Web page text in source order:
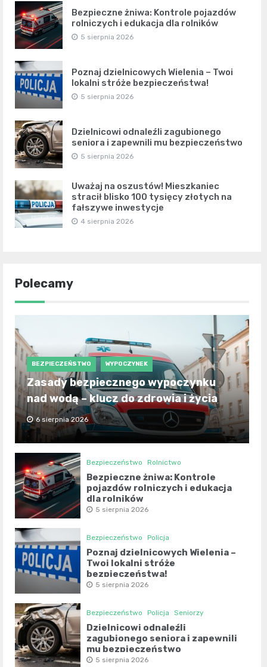
Bezpieczne żniwa: Kontrole pojazdów
rolniczych i edukacja dla rolników
5 sierpnia 2026
Poznaj dzielnicowych Wielenia – Twoi
lokalni stróże bezpieczeństwa!
5 sierpnia 2026
Dzielnicowi odnaleźli zagubionego
seniora i zapewnili mu bezpieczeństwo
5 sierpnia 2026
Uważaj na oszustów! Mieszkaniec
stracił blisko 100 tysięcy złotych na
fałszywe inwestycje
4 sierpnia 2026
Polecamy
BEZPIECZEŃSTWO WYPOCZYNEK
Zasady bezpiecznego wypoczynku
nad wodą – klucz do zdrowia i życia
6 sierpnia 2026
Bezpieczeństwo Rolnictwo
Bezpieczne żniwa: Kontrole
pojazdów rolniczych i edukacja
dla rolników
5 sierpnia 2026
Bezpieczeństwo Policja
Poznaj dzielnicowych Wielenia –
Twoi lokalni stróże
bezpieczeństwa!
5 sierpnia 2026
Bezpieczeństwo Policja Seniorzy
Dzielnicowi odnaleźli
zagubionego seniora i zapewnili
mu bezpieczeństwo
5 sierpnia 2026